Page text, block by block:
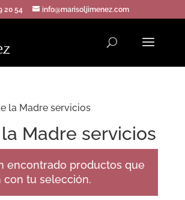
20 54 info@marisoljimenez.com
la Madre servicios
Madre servicios
encontrado productos que
con tu selección.